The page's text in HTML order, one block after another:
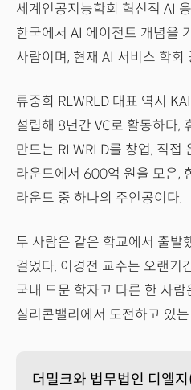
세계인공지능학회 혁신적 AI
한국에서 AI 에이전트 개념을
사람이며, 현재 AI 서비스 학회
류중희 RLWRLD 대표 역시
설립해 8년간 VC로 활동하다,
만드는 RLWRLD를 창업, 직접
라운드에서 600억 원을 모은,
라운드 중 하나의 주인공이다.
두 사람은 같은 학교에서 출발
걸었다. 이경전 교수는 오랜기
국내 드문 학자고 다른 한 사
실리콘밸리에서 도전하고 있
더밀크와 법무법인 디엘